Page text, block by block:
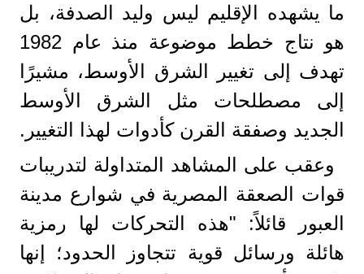
ما يشهده الإقليم ليس وليد الصدفة، بل
هو نتاج خطط موضوعة منذ عام 1982
تهدف إلى تغيير الشرق الأوسط، مشيرًا
إلى مصطلحات مثل الشرق الأوسط
الجديد وصفقة القرن كأدوات لهذا التغيير.
وعقب على المشاهد المتداولة لتدريبات
قوات الصعقة المصرية في شوارع مدينة
العبور قائلاً: "هذه التحركات لها رمزية
هائلة ورسائل قوية تتجاوز الحدود؛ إنها